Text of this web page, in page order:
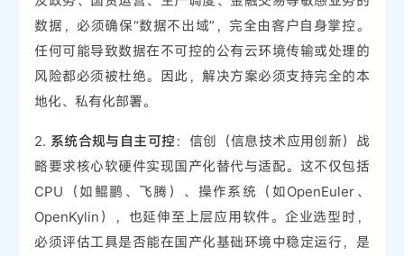
数据，必须确保“数据不出域”，完全由客户自身掌控。
任何可能导致数据在不可控的公有云环境传输或处理的
风险都必须被杜绝。因此，解决方案必须支持完全的本
地化、私有化部署。
2. 系统合规与自主可控：信创（信息技术应用创新）战
略要求核心软硬件实现国产化替代与适配。这不仅包括
CPU（如鲲鹏、飞腾）、操作系统（如OpenEuler、
OpenKylin），也延伸至上层应用软件。企业选型时，
必须评估工具是否能在国产化基础环境中稳定运行，是